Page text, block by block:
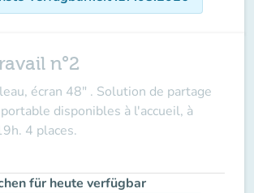
n°2
écran 48" . Solution de partage
disponibles à l'accueil, à
4 places.
für heute verfügbar